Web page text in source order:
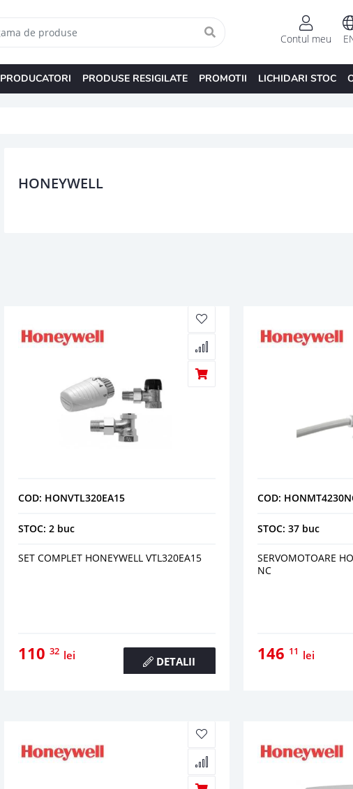
Contul meu
PRODUCATORI PRODUSE RESIGILATE PROMOTII LICHIDARI STOC
HONEYWELL
COD: HONVTL320EA15
STOC: 2 buc
SET COMPLET HONEYWELL VTL320EA15
110 32 lei DETALII
COD:
STOC: 37 buc
SERVOMOTOARE
NC
146 11 lei